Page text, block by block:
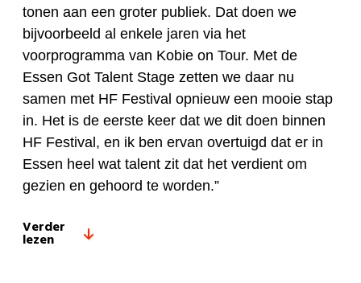
tonen aan een groter publiek. Dat doen we
bijvoorbeeld al enkele jaren via het
voorprogramma van Kobie on Tour. Met de
Essen Got Talent Stage zetten we daar nu
samen met HF Festival opnieuw een mooie stap
in. Het is de eerste keer dat we dit doen binnen
HF Festival, en ik ben ervan overtuigd dat er in
Essen heel wat talent zit dat het verdient om
gezien en gehoord te worden.”
Verder
lezen